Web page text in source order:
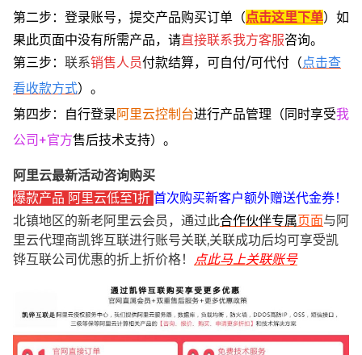
第二步：登录账号，提交产品购买订单（点击这里下单） 如
果此页面中没有所需产品，请直接联系我方客服咨询。
第三步： 联系销售人员付款结算，可自付/可代付（点击查
看收款方式）。
第四步：自行登录阿里云控制台进行产品管理（同时享受我
公司+官方售后技术支持）。
阿里云最新活动咨询购买
爆款产品 阿里云低至1折 首次购买新客户额外赠送代金券！
北镇地区的新老阿里云会员，通过此合作伙伴专属页面与阿
里云代理商凯铧互联进行账号关联,关联成功后均可享受凯
铧互联公司优惠的折上折价格！
点此马上关联账号